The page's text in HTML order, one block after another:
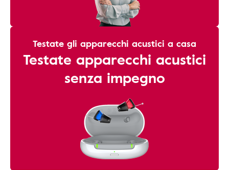
Testate gli apparecchi acustici a casa
Testate apparecchi acustici
senza impegno